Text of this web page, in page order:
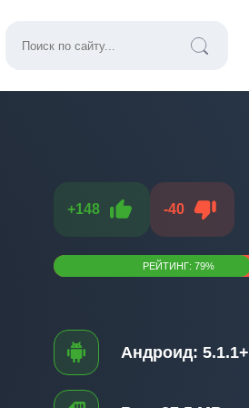
+148 -40
РЕЙТИНГ: 79%
Андроид: 5.1.1+